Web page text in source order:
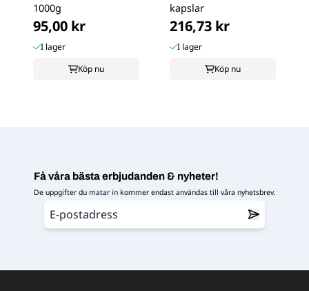
1000g
95,00 kr
I lager
Köp nu
kapslar
216,73 kr
I lager
Köp nu
Få våra bästa erbjudanden & nyheter!
De uppgifter du matar in kommer endast användas till våra nyhetsbrev.